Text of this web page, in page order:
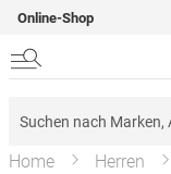
Online-Shop
Home Herren